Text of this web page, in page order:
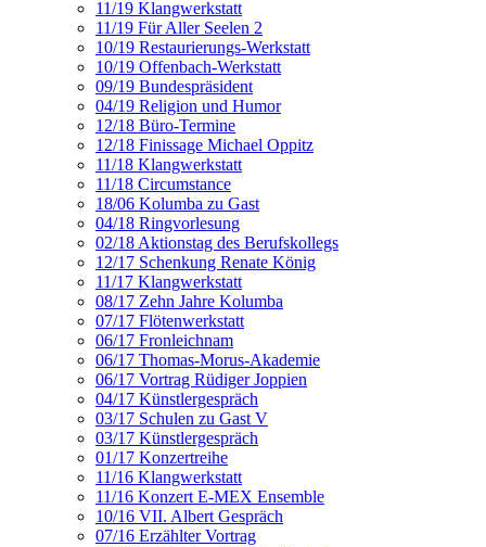
11/19 Klangwerkstatt
11/19 Für Aller Seelen 2
10/19 Restaurierungs-Werkstatt
10/19 Offenbach-Werkstatt
09/19 Bundespräsident
04/19 Religion und Humor
12/18 Büro-Termine
12/18 Finissage Michael Oppitz
11/18 Klangwerkstatt
11/18 Circumstance
18/06 Kolumba zu Gast
04/18 Ringvorlesung
02/18 Aktionstag des Berufskollegs
12/17 Schenkung Renate König
11/17 Klangwerkstatt
08/17 Zehn Jahre Kolumba
07/17 Flötenwerkstatt
06/17 Fronleichnam
06/17 Thomas-Morus-Akademie
06/17 Vortrag Rüdiger Joppien
04/17 Künstlergespräch
03/17 Schulen zu Gast V
03/17 Künstlergespräch
01/17 Konzertreihe
11/16 Klangwerkstatt
11/16 Konzert E-MEX Ensemble
10/16 VII. Albert Gespräch
07/16 Erzählter Vortrag